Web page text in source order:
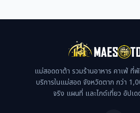
แม่สอดดาต้า รวมร้านอาหาร คาเฟ่ ที่
บริการในแม่สอด จังหวัดตาก กว่า
จริง แผนที่ และไกด์เที่ยว อัปเ